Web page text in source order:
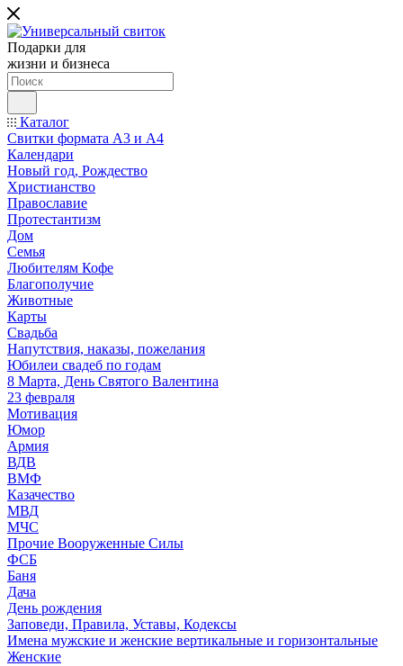
Подарки для
жизни и бизнеса
Каталог
Свитки формата А3 и А4
Календари
Новый год, Рождество
Христианство
Православие
Протестантизм
Дом
Семья
Любителям Кофе
Благополучие
Животные
Карты
Свадьба
Напутствия, наказы, пожелания
Юбилеи свадеб по годам
8 Марта, День Святого Валентина
23 февраля
Мотивация
Юмор
Армия
ВДВ
ВМФ
Казачество
МВД
МЧС
Прочие Вооруженные Силы
ФСБ
Баня
Дача
День рождения
Заповеди, Правила, Уставы, Кодексы
Имена мужские и женские вертикальные и горизонтальные
Женские